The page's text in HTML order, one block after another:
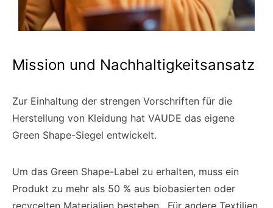
Mission und Nachhaltigkeitsansatz
Zur Einhaltung der strengen Vorschriften für die
Herstellung von Kleidung hat VAUDE das eigene
Green Shape-Siegel entwickelt.
Um das Green Shape-Label zu erhalten, muss ein
Produkt zu mehr als 50 % aus biobasierten oder
recycelten Materialien bestehen. Für andere Textilien